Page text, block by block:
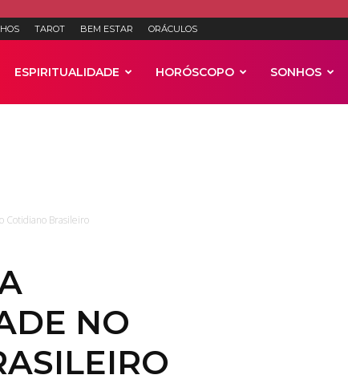
TAROT BEM ESTAR ORÁCULOS
ESPIRITUALIDADE HORÓSCOPO SONHOS
Cotidiano Brasileiro
NO